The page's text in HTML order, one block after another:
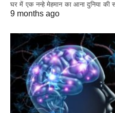
घर में एक नन्हे मेहमान का आना दुनिया
9 months ago